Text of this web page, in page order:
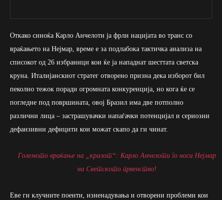
Откако синоќа Карло Анчелоти ја фрли нацијата во транс со
враќањето на Нејмар, време е за подлабока тактичка анализа на
списокот од 26 избраници кои ќе ја нападнат шесттата светска
круна. Италијанскиот стратег отворено призна дека изборот бил
пеколно тежок поради огромната конкуренција, но кога ќе се
погледне под површината, овој Бразил има две потполно
различни лица – застрашувачки напаѓачки потенцијал и сериозни
дефанзивни дефицити кои можат скапо да ги чинат.
Големото враќање на „кралот“: Карло Анчелоти го носи Нејмар
на Светското првенство!
Еве ги клучните поенти, изненадувања и отворени проблеми кои